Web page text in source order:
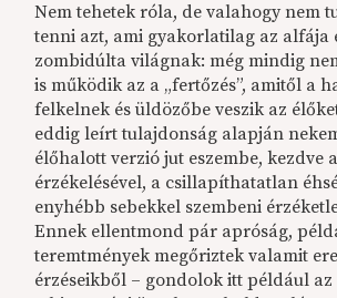
Nem tehetek róla, de valahogy nem
tenni azt, ami gyakorlatilag az alfája
zombidúlta világnak: még mindig
is működik az a „fertőzés”, amitől a
felkelnek és üldözőbe veszik az
eddig leírt tulajdonság alapján
élőhalott verzió jut eszembe, kezdve
érzékelésével, a csillapíthatatlan
enyhébb sebekkel szembeni
Ennek ellentmond pár apróság,
teremtmények megőriztek valamit
érzéseikből – gondolok itt például az